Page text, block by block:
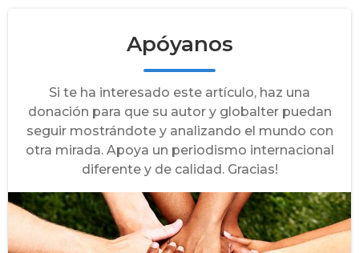
Apóyanos
Si te ha interesado este artículo, haz una
donación para que su autor y globalter puedan
seguir mostrándote y analizando el mundo con
otra mirada. Apoya un periodismo internacional
diferente y de calidad. Gracias!